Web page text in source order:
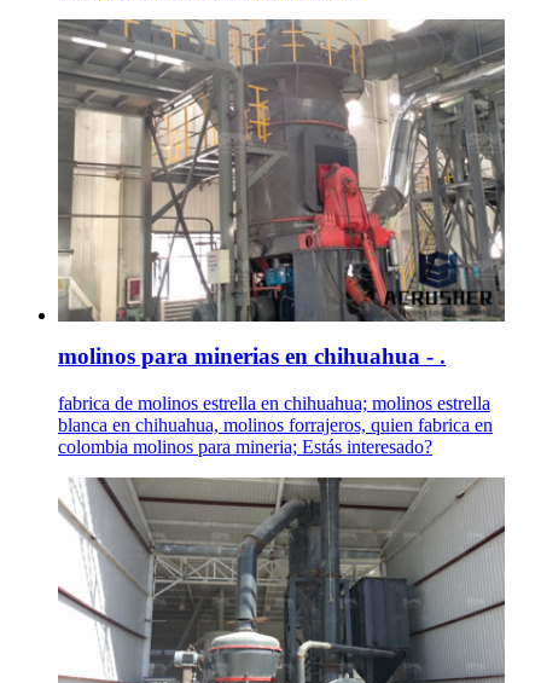
molinos para minerias en chihuahua - .
fabrica de molinos estrella en chihuahua; molinos estrella
blanca en chihuahua, molinos forrajeros, quien fabrica en
colombia molinos para mineria; Estás interesado?